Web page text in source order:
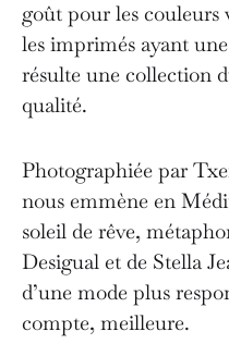
goût pour les couleurs
les imprimés ayant
résulte une collection
qualité.
Photographiée par
nous emmène en
soleil de rêve,
Desigual et de Stella
d’une mode plus
compte, meilleure.